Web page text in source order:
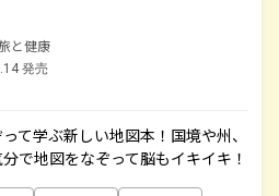
と健康
発売
て学ぶ新しい地図本！国境や州、
で地図をなぞって脳もイキイキ！